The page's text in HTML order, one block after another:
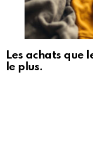
Les achats que
le plus.